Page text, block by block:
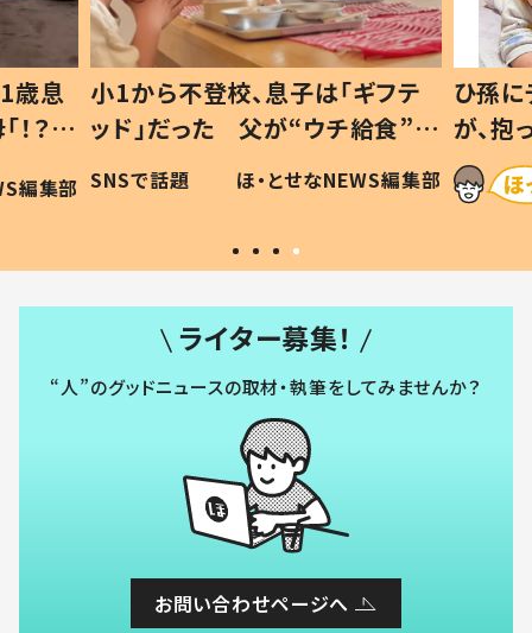
歳息
？」
編集部
小1から不登校、息子は「ギフテ
ッド」だった 父が“ウチ給食”を
作り続ける理由とは #令和の親
#令和の子
SNSで話題 ほ・とせなNEWS編集部
ひ孫
が、
「涙が
い」
ライター募集！
“人”のグッドニュースの取材・執筆をしてみませんか？
お問い合わせページへ